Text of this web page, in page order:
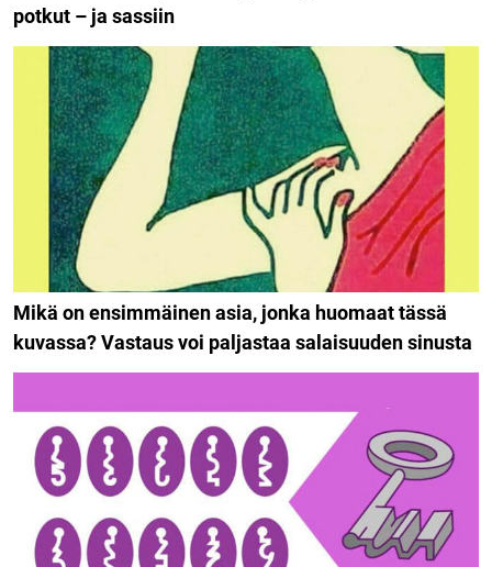
potkut – ja sassiin
Mikä on ensimmäinen asia, jonka huomaat tässä
kuvassa? Vastaus voi paljastaa salaisuuden sinusta